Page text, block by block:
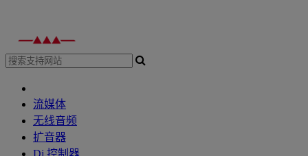
流媒体
无线音频
扩音器
Dj 控制器